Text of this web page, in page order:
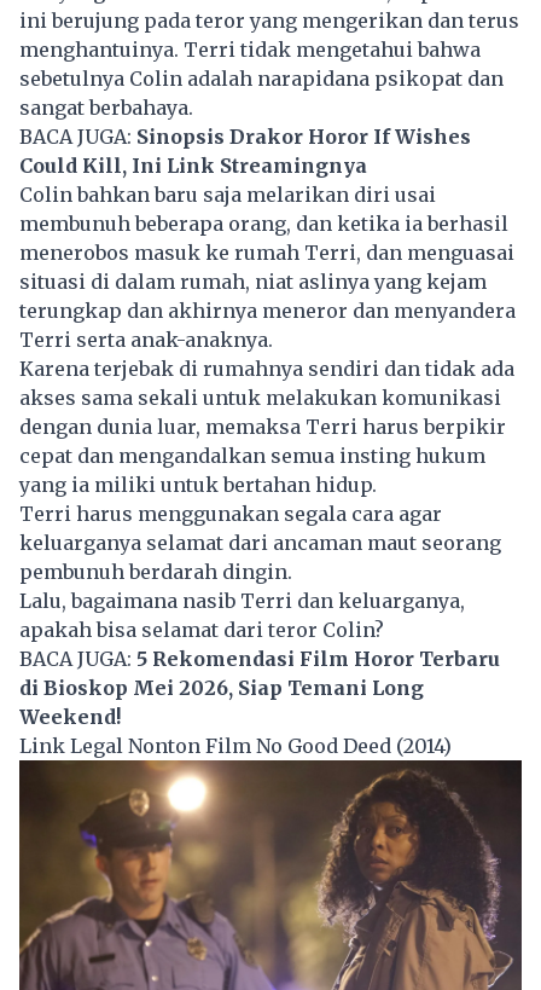
ini berujung pada teror yang mengerikan dan terus
menghantuinya. Terri tidak mengetahui bahwa
sebetulnya Colin adalah narapidana psikopat dan
sangat berbahaya.
BACA JUGA: Sinopsis Drakor Horor If Wishes
Could Kill, Ini Link Streamingnya
Colin bahkan baru saja melarikan diri usai
membunuh beberapa orang, dan ketika ia berhasil
menerobos masuk ke rumah Terri, dan menguasai
situasi di dalam rumah, niat aslinya yang kejam
terungkap dan akhirnya meneror dan menyandera
Terri serta anak-anaknya.
Karena terjebak di rumahnya sendiri dan tidak ada
akses sama sekali untuk melakukan komunikasi
dengan dunia luar, memaksa Terri harus berpikir
cepat dan mengandalkan semua insting hukum
yang ia miliki untuk bertahan hidup.
Terri harus menggunakan segala cara agar
keluarganya selamat dari ancaman maut seorang
pembunuh berdarah dingin.
Lalu, bagaimana nasib Terri dan keluarganya,
apakah bisa selamat dari teror Colin?
BACA JUGA: 5 Rekomendasi Film Horor Terbaru
di Bioskop Mei 2026, Siap Temani Long
Weekend!
Link Legal Nonton Film No Good Deed (2014)